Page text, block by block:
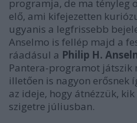
programja, de ma tényleg
elő, ami kifejezetten
ugyanis a legfrissebb
Anselmo is fellép majd a
ráadásul a Philip H.
Pantera-programot játszik
illetően is nagyon erősnek
az ideje, hogy átnézzük,
szigetre júliusban.